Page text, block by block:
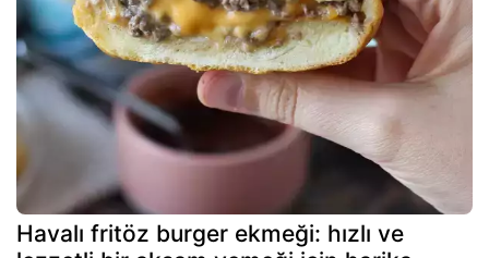
Havalı fritöz burger ekmeği: hızlı ve